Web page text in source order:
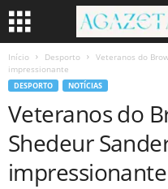
Início Desporto
Veteranos do
impressionante
DESPORTO NOTÍCIAS
Veteranos do
Shedeur
impressionante